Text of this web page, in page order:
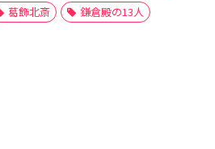
葛飾北斎 鎌倉殿の13人